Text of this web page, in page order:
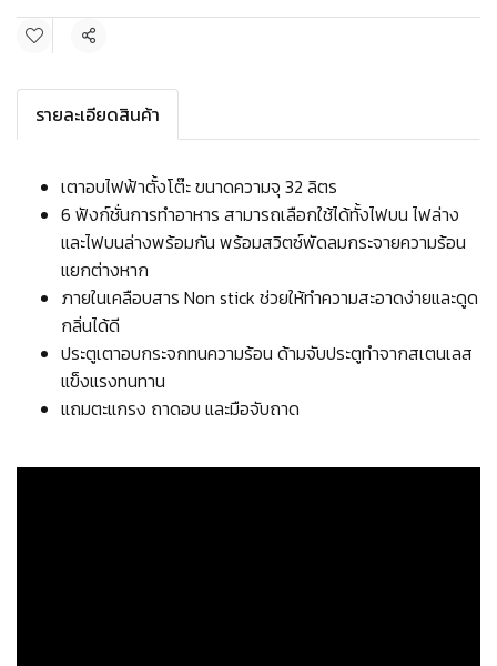
แชร์
รายละเอียดสินค้า
เตาอบไฟฟ้าตั้งโต๊ะ ขนาดความจุ 32 ลิตร
6 ฟังก์ชั่นการทำอาหาร สามารถเลือกใช้ได้ทั้งไฟบน ไฟล่าง
และไฟบนล่างพร้อมกัน พร้อมสวิตซ์พัดลมกระจายความร้อน
แยกต่างหาก
ภายในเคลือบสาร Non stick ช่วยให้ทำความสะอาดง่ายและดูด
กลิ่นได้ดี
ประตูเตาอบกระจกทนความร้อน ด้ามจับประตูทำจากสเตนเลส
แข็งแรงทนทาน
แถมตะแกรง ถาดอบ และมือจับถาด